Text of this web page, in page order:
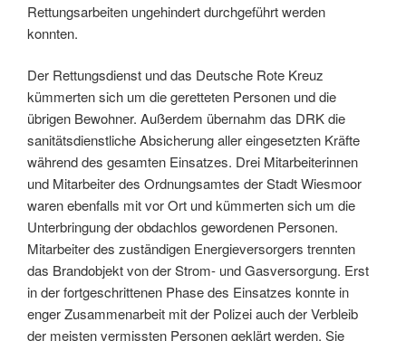
Rettungsarbeiten ungehindert durchgeführt werden
konnten.
Der Rettungsdienst und das Deutsche Rote Kreuz
kümmerten sich um die geretteten Personen und die
übrigen Bewohner. Außerdem übernahm das DRK die
sanitätsdienstliche Absicherung aller eingesetzten Kräfte
während des gesamten Einsatzes. Drei Mitarbeiterinnen
und Mitarbeiter des Ordnungsamtes der Stadt Wiesmoor
waren ebenfalls mit vor Ort und kümmerten sich um die
Unterbringung der obdachlos gewordenen Personen.
Mitarbeiter des zuständigen Energieversorgers trennten
das Brandobjekt von der Strom- und Gasversorgung. Erst
in der fortgeschrittenen Phase des Einsatzes konnte in
enger Zusammenarbeit mit der Polizei auch der Verbleib
der meisten vermissten Personen geklärt werden. Sie